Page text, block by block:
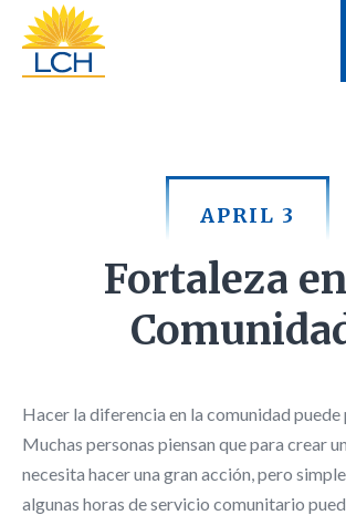
APRIL 3
Fortaleza
Hacer la diferencia en la comunidad
Muchas personas piensan que para crear
necesita hacer una gran acción, pero
algunas horas de servicio comunitario